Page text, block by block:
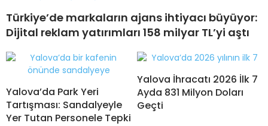
Türkiye’de markaların ajans ihtiyacı büyüyor:
Dijital reklam yatırımları 158 milyar TL’yi aştı
Yalova’da Park Yeri
Tartışması: Sandalyeyle
Yer Tutan Personele Tepki
Yalova İhracatı 2026 İlk 7
Ayda 831 Milyon Doları
Geçti